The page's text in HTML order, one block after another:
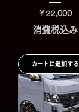
価格
￥22,000
消費税込み
カートに追加する